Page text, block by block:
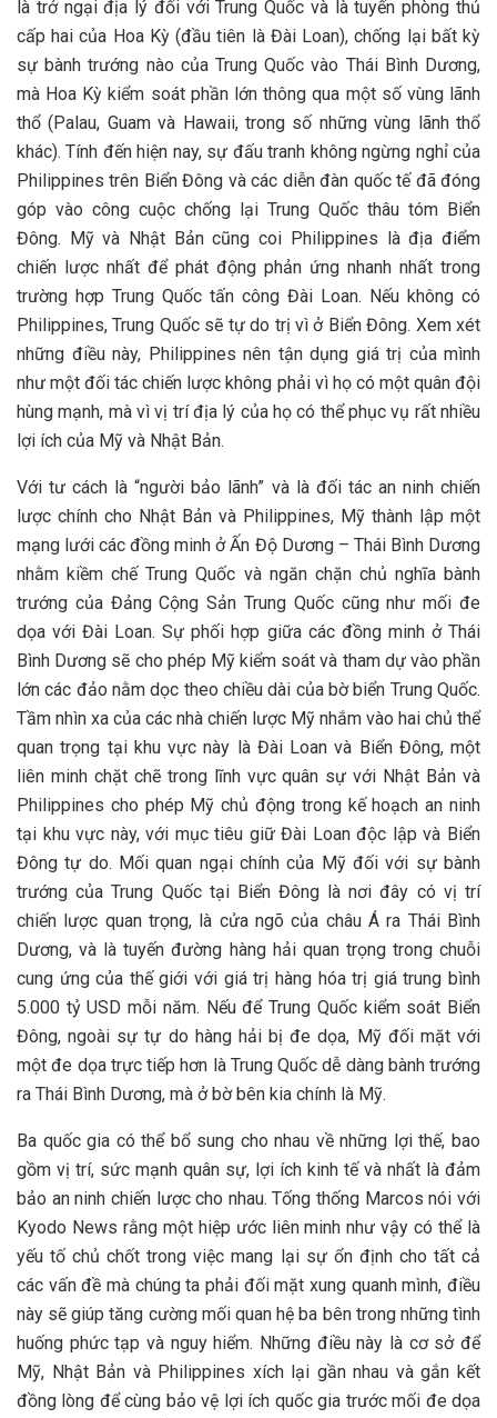
là trở ngại địa lý đối với Trung Quốc và là tuyến phòng thủ
cấp hai của Hoa Kỳ (đầu tiên là Đài Loan), chống lại bất kỳ
sự bành trướng nào của Trung Quốc vào Thái Bình Dương,
mà Hoa Kỳ kiểm soát phần lớn thông qua một số vùng lãnh
thổ (Palau, Guam và Hawaii, trong số những vùng lãnh thổ
khác). Tính đến hiện nay, sự đấu tranh không ngừng nghỉ của
Philippines trên Biển Đông và các diễn đàn quốc tế đã đóng
góp vào công cuộc chống lại Trung Quốc thâu tóm Biển
Đông. Mỹ và Nhật Bản cũng coi Philippines là địa điểm
chiến lược nhất để phát động phản ứng nhanh nhất trong
trường hợp Trung Quốc tấn công Đài Loan. Nếu không có
Philippines, Trung Quốc sẽ tự do trị vì ở Biển Đông. Xem xét
những điều này, Philippines nên tận dụng giá trị của mình
như một đối tác chiến lược không phải vì họ có một quân đội
hùng mạnh, mà vì vị trí địa lý của họ có thể phục vụ rất nhiều
lợi ích của Mỹ và Nhật Bản.
Với tư cách là “người bảo lãnh” và là đối tác an ninh chiến
lược chính cho Nhật Bản và Philippines, Mỹ thành lập một
mạng lưới các đồng minh ở Ấn Độ Dương – Thái Bình Dương
nhằm kiềm chế Trung Quốc và ngăn chặn chủ nghĩa bành
trướng của Đảng Cộng Sản Trung Quốc cũng như mối đe
dọa với Đài Loan. Sự phối hợp giữa các đồng minh ở Thái
Bình Dương sẽ cho phép Mỹ kiểm soát và tham dự vào phần
lớn các đảo nằm dọc theo chiều dài của bờ biển Trung Quốc.
Tầm nhìn xa của các nhà chiến lược Mỹ nhắm vào hai chủ thể
quan trọng tại khu vực này là Đài Loan và Biển Đông, một
liên minh chặt chẽ trong lĩnh vực quân sự với Nhật Bản và
Philippines cho phép Mỹ chủ động trong kế hoạch an ninh
tại khu vực này, với mục tiêu giữ Đài Loan độc lập và Biển
Đông tự do. Mối quan ngại chính của Mỹ đối với sự bành
trướng của Trung Quốc tại Biển Đông là nơi đây có vị trí
chiến lược quan trọng, là cửa ngõ của châu Á ra Thái Bình
Dương, và là tuyến đường hàng hải quan trọng trong chuỗi
cung ứng của thế giới với giá trị hàng hóa trị giá trung bình
5.000 tỷ USD mỗi năm. Nếu để Trung Quốc kiểm soát Biển
Đông, ngoài sự tự do hàng hải bị đe dọa, Mỹ đối mặt với
một đe dọa trực tiếp hơn là Trung Quốc dễ dàng bành trướng
ra Thái Bình Dương, mà ở bờ bên kia chính là Mỹ.
Ba quốc gia có thể bổ sung cho nhau về những lợi thế, bao
gồm vị trí, sức mạnh quân sự, lợi ích kinh tế và nhất là đảm
bảo an ninh chiến lược cho nhau. Tống thống Marcos nói với
Kyodo News rằng một hiệp ước liên minh như vậy có thể là
yếu tố chủ chốt trong việc mang lại sự ổn định cho tất cả
các vấn đề mà chúng ta phải đối mặt xung quanh mình, điều
này sẽ giúp tăng cường mối quan hệ ba bên trong những tình
huống phức tạp và nguy hiểm. Những điều này là cơ sở để
Mỹ, Nhật Bản và Philippines xích lại gần nhau và gắn kết
đồng lòng để cùng bảo vệ lợi ích quốc gia trước mối đe dọa